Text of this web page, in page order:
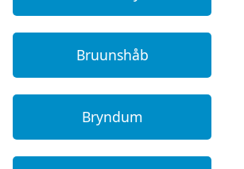
Bruunshåb
Bryndum